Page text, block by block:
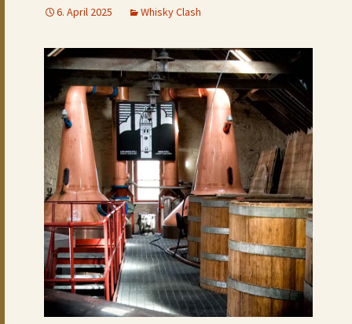
6. April 2025 Whisky Clash